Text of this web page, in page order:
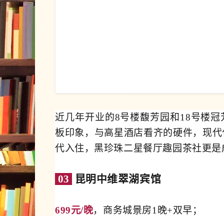
近几年开业的8号楼馥芳园和18号楼冠
板印象，与高星酒店看齐的硬件，现
代入住，黑珍珠二星餐厅趣园茶社更
03 昆明中维翠湖宾馆
699元/晚，商务城景房1晚+双早；